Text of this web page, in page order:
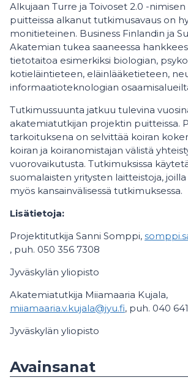
Alkujaan Turre ja Toivoset 2.0 -
puitteissa alkanut tutkimusavaus on
monitieteinen. Business Finlandin ja
Akatemian tukea saaneessa
tietotaitoa esimerkiksi biologian,
kotieläintieteen, eläinlääketieteen,
informaatioteknologian
Tutkimussuunta jatkuu tulevina
akatemiatutkijan projektin puitteissa.
tarkoituksena on selvittää koiran
koiran ja koiranomistajan välistä
vuorovaikutusta. Tutkimuksissa
suomalaisten yritysten laitteistoja,
myös kansainvälisessä tutkimuksessa.
Lisätietoja:
Projektitutkija Sanni Somppi,
, puh. 050 356 7308
Jyväskylän yliopisto
Akatemiatutkija Miiamaaria Kujala,
miiamaaria.v.kujala@jyu.fi, puh. 040
Jyväskylän yliopisto
Avainsanat